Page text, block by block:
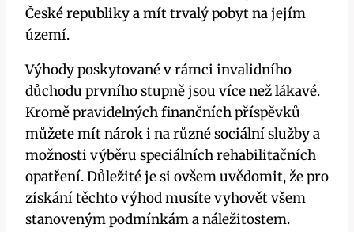
České republiky a mít trvalý pobyt na jejím
území.
Výhody poskytované v rámci invalidního
důchodu prvního stupně jsou více než lákavé.
Kromě pravidelných finančních příspěvků
můžete mít nárok i na různé sociální služby a
možnosti výběru speciálních rehabilitačních
opatření. Důležité je si ovšem uvědomit, že pro
získání těchto výhod musíte vyhovět všem
stanoveným podmínkám a náležitostem.